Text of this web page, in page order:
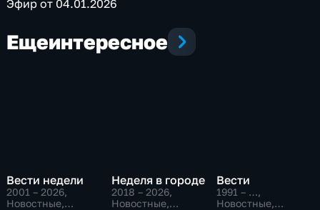
Эфир от 04.01.2026
Ещеинтересное
Вести недели
2001 – 2026,
Новостные,
Неделя в городе
2018 – 2026,
Новостные,
Вести
1991 – …,
Новостные,